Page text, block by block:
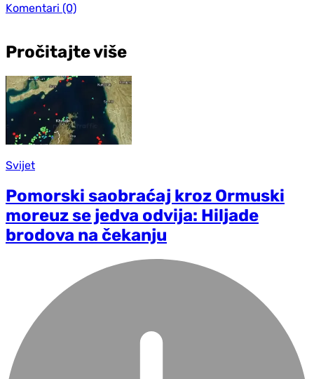
Komentari (0)
Pročitajte više
Svijet
Pomorski saobraćaj kroz Ormuski
moreuz se jedva odvija: Hiljade
brodova na čekanju